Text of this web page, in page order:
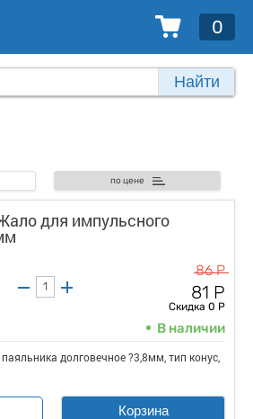
0
Найти
по цене
для импульсного
86 Р
81 Р
Скидка 0 Р
В наличии
долговечное ?3,8мм, тип конус,
Корзина